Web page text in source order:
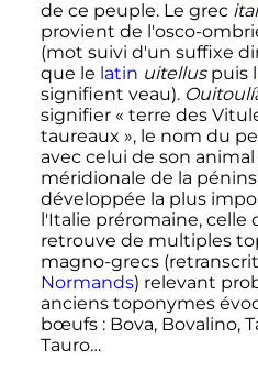
de ce peuple. Le grec
provient de l'osco-
(mot suivi d'un suffixe
que le latin uitelluspuis
signifient veau).
signifier « terre des
taureaux », le nom du
avec celui de son
méridionale de la
développée la plus
l'Italie préromaine, celle
retrouve de multiples
magno-grecs
Normands) relevant
anciens toponymes
bœufs : Bova, Bovalino,
Tauro…